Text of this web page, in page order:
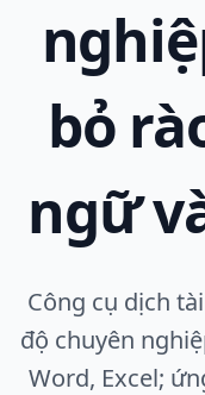
bỏ
ngữ
Công cụ dịch
độ chuyên
Word, Excel;